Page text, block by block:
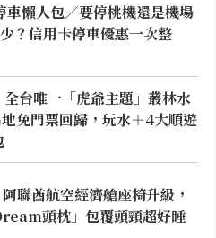
懶人包／要停桃機還是機場
？信用卡停車優惠一次整
全台唯一「虎爺主題」叢林水
免門票回歸，玩水＋4大順遊
聯酋航空經濟艙座椅升級，
頭枕」包覆頭頸超好睡